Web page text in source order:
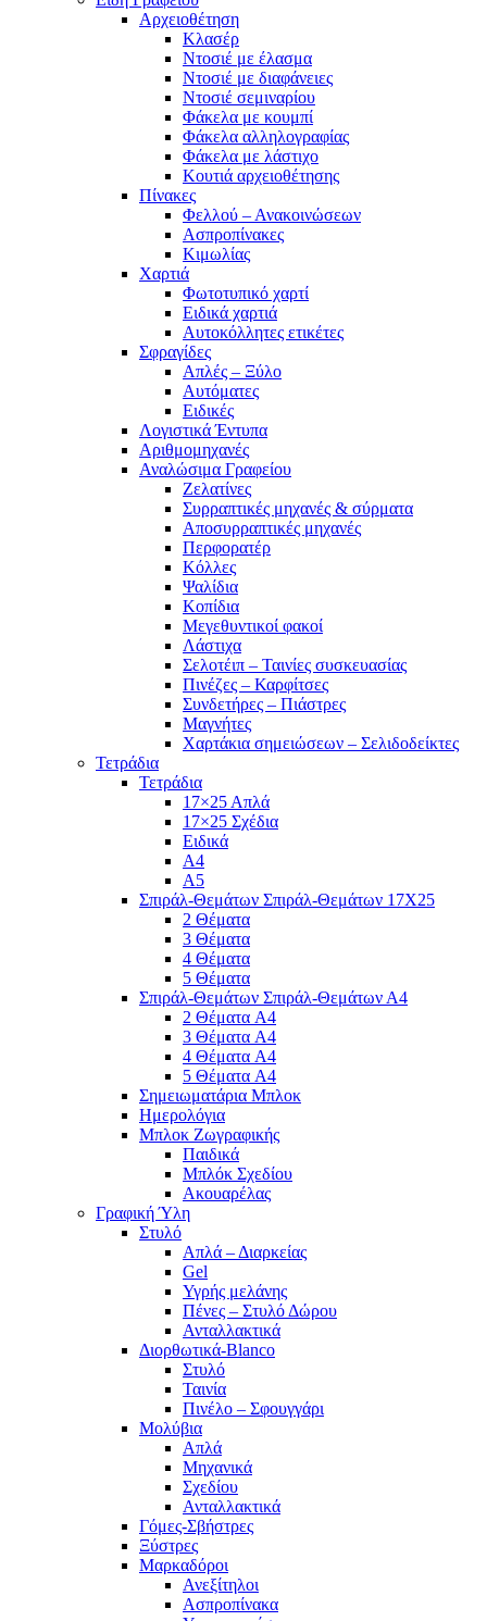
Αρχειοθέτηση
Κλασέρ
Ντοσιέ με έλασμα
Ντοσιέ με διαφάνειες
Ντοσιέ σεμιναρίου
Φάκελα με κουμπί
Φάκελα αλληλογραφίας
Φάκελα με λάστιχο
Κουτιά αρχειοθέτησης
Πίνακες
Φελλού – Ανακοινώσεων
Ασπροπίνακες
Κιμωλίας
Χαρτιά
Φωτοτυπικό χαρτί
Ειδικά χαρτιά
Αυτοκόλλητες ετικέτες
Σφραγίδες
Απλές – Ξύλο
Αυτόματες
Ειδικές
Λογιστικά Έντυπα
Αριθμομηχανές
Αναλώσιμα Γραφείου
Ζελατίνες
Συρραπτικές μηχανές & σύρματα
Αποσυρραπτικές μηχανές
Περφορατέρ
Κόλλες
Ψαλίδια
Κοπίδια
Μεγεθυντικοί φακοί
Λάστιχα
Σελοτέιπ – Ταινίες συσκευασίας
Πινέζες – Καρφίτσες
Συνδετήρες – Πιάστρες
Μαγνήτες
Χαρτάκια σημειώσεων – Σελιδοδείκτες
Τετράδια
Τετράδια
17×25 Απλά
17×25 Σχέδια
Ειδικά
Α4
Α5
Σπιράλ-Θεμάτων Σπιράλ-Θεμάτων 17Χ25
2 Θέματα
3 Θέματα
4 Θέματα
5 Θέματα
Σπιράλ-Θεμάτων Σπιράλ-Θεμάτων Α4
2 Θέματα A4
3 Θέματα A4
4 Θέματα A4
5 Θέματα A4
Σημειωματάρια Μπλοκ
Ημερολόγια
Μπλοκ Ζωγραφικής
Παιδικά
Μπλόκ Σχεδίου
Ακουαρέλας
Γραφική Ύλη
Στυλό
Απλά – Διαρκείας
Gel
Υγρής μελάνης
Πένες – Στυλό Δώρου
Ανταλλακτικά
Διορθωτικά-Blanco
Στυλό
Ταινία
Πινέλο – Σφουγγάρι
Μολύβια
Απλά
Μηχανικά
Σχεδίου
Ανταλλακτικά
Γόμες-Σβήστρες
Ξύστρες
Μαρκαδόροι
Ανεξίτηλοι
Ασπροπίνακα